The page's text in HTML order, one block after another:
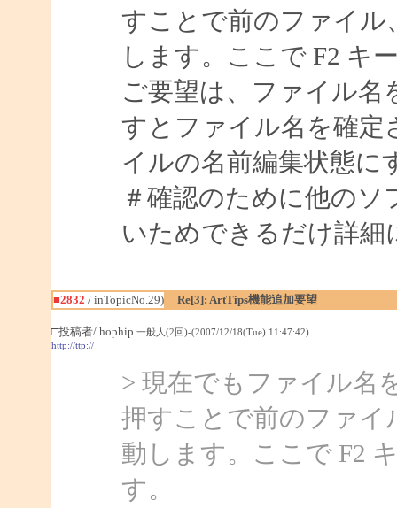
すことで前のファイル
します。ここで F2 キ
ご要望は、ファイル名
すとファイル名を確定
イルの名前編集状態に
＃確認のために他の
いためできるだけ詳
■2832 / inTopicNo.29) Re[3]: ArtTips機能追加要望
□投稿者/ hophip 一般人(2回)-(2007/12/18(Tue) 11:47:42)
http://ttp://
> 現在でもファイル名
押すことで前のファイ
動します。ここで F2
す。